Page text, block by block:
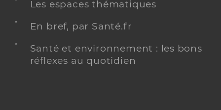
Les espaces thématiques
En bref, par Santé.fr
Santé et environnement : les bons
réflexes au quotidien